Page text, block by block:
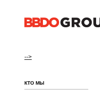
-->
КТО МЫ